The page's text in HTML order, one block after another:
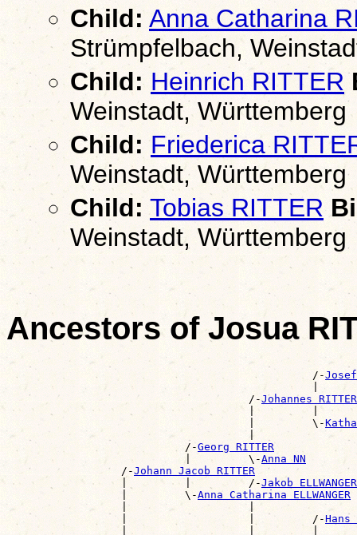
Child:Anna Catharina
Strümpfelbach,
Child: Heinrich RITTER
Weinstadt, Württemberg
Child: Friederica
Weinstadt, Württemberg
Child: Tobias RITTER
Weinstadt, Württemberg
Ancestors of Josua
                                                /-
Josef
|
                                      /-
Johannes RITTER
|         |
                                      |         \-
|
                            /-
Georg RITTER
                            |         \-
Anna NN
                  /-
Johann Jacob RITTER
                  |         |         /-
Jakob ELLWANGER
                  |         \-
Anna Catharina ELLWANGER
|                   |
                  |                   |         /-
Hans